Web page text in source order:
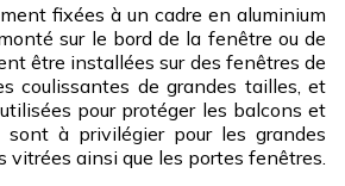
fixées à un cadre en aluminium
sur le bord de la fenêtre ou de
être installées sur des fenêtres de
coulissantes de grandes tailles, et
pour protéger les balcons et
sont à privilégier pour les grandes
vitrées ainsi que les portes fenêtres.